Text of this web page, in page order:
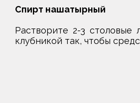
Спирт нашатырный
Растворите 2-3
клубникой так, чтобы